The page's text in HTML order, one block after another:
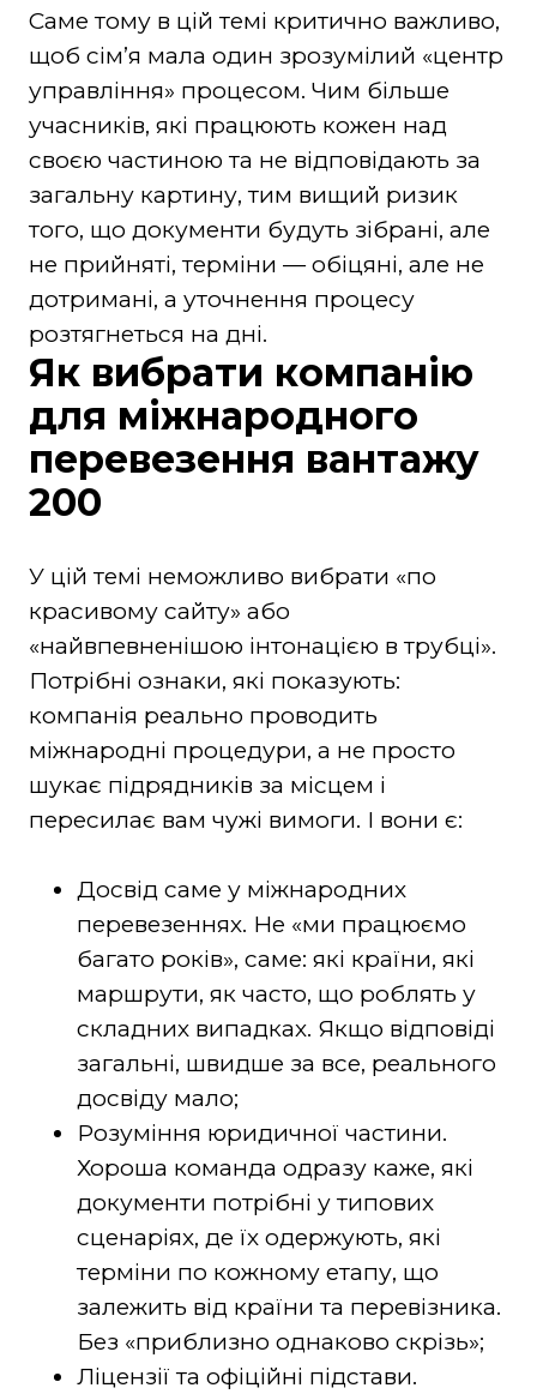
Саме тому в цій темі критично важливо,
щоб сім’я мала один зрозумілий «центр
управління» процесом. Чим більше
учасників, які працюють кожен над
своєю частиною та не відповідають за
загальну картину, тим вищий ризик
того, що документи будуть зібрані, але
не прийняті, терміни — обіцяні, але не
дотримані, а уточнення процесу
розтягнеться на дні.
Як вибрати компанію
для міжнародного
перевезення вантажу
200
У цій темі неможливо вибрати «по
красивому сайту» або
«найвпевненішою інтонацією в трубці».
Потрібні ознаки, які показують:
компанія реально проводить
міжнародні процедури, а не просто
шукає підрядників за місцем і
пересилає вам чужі вимоги. І вони є:
Досвід саме у міжнародних
перевезеннях. Не «ми працюємо
багато років», саме: які країни, які
маршрути, як часто, що роблять у
складних випадках. Якщо відповіді
загальні, швидше за все, реального
досвіду мало;
Розуміння юридичної частини.
Хороша команда одразу каже, які
документи потрібні у типових
сценаріях, де їх одержують, які
терміни по кожному етапу, що
залежить від країни та перевізника.
Без «приблизно однаково скрізь»;
Ліцензії та офіційні підстави.